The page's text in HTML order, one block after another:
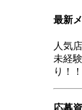
最新
人気
未経
り！！
応募